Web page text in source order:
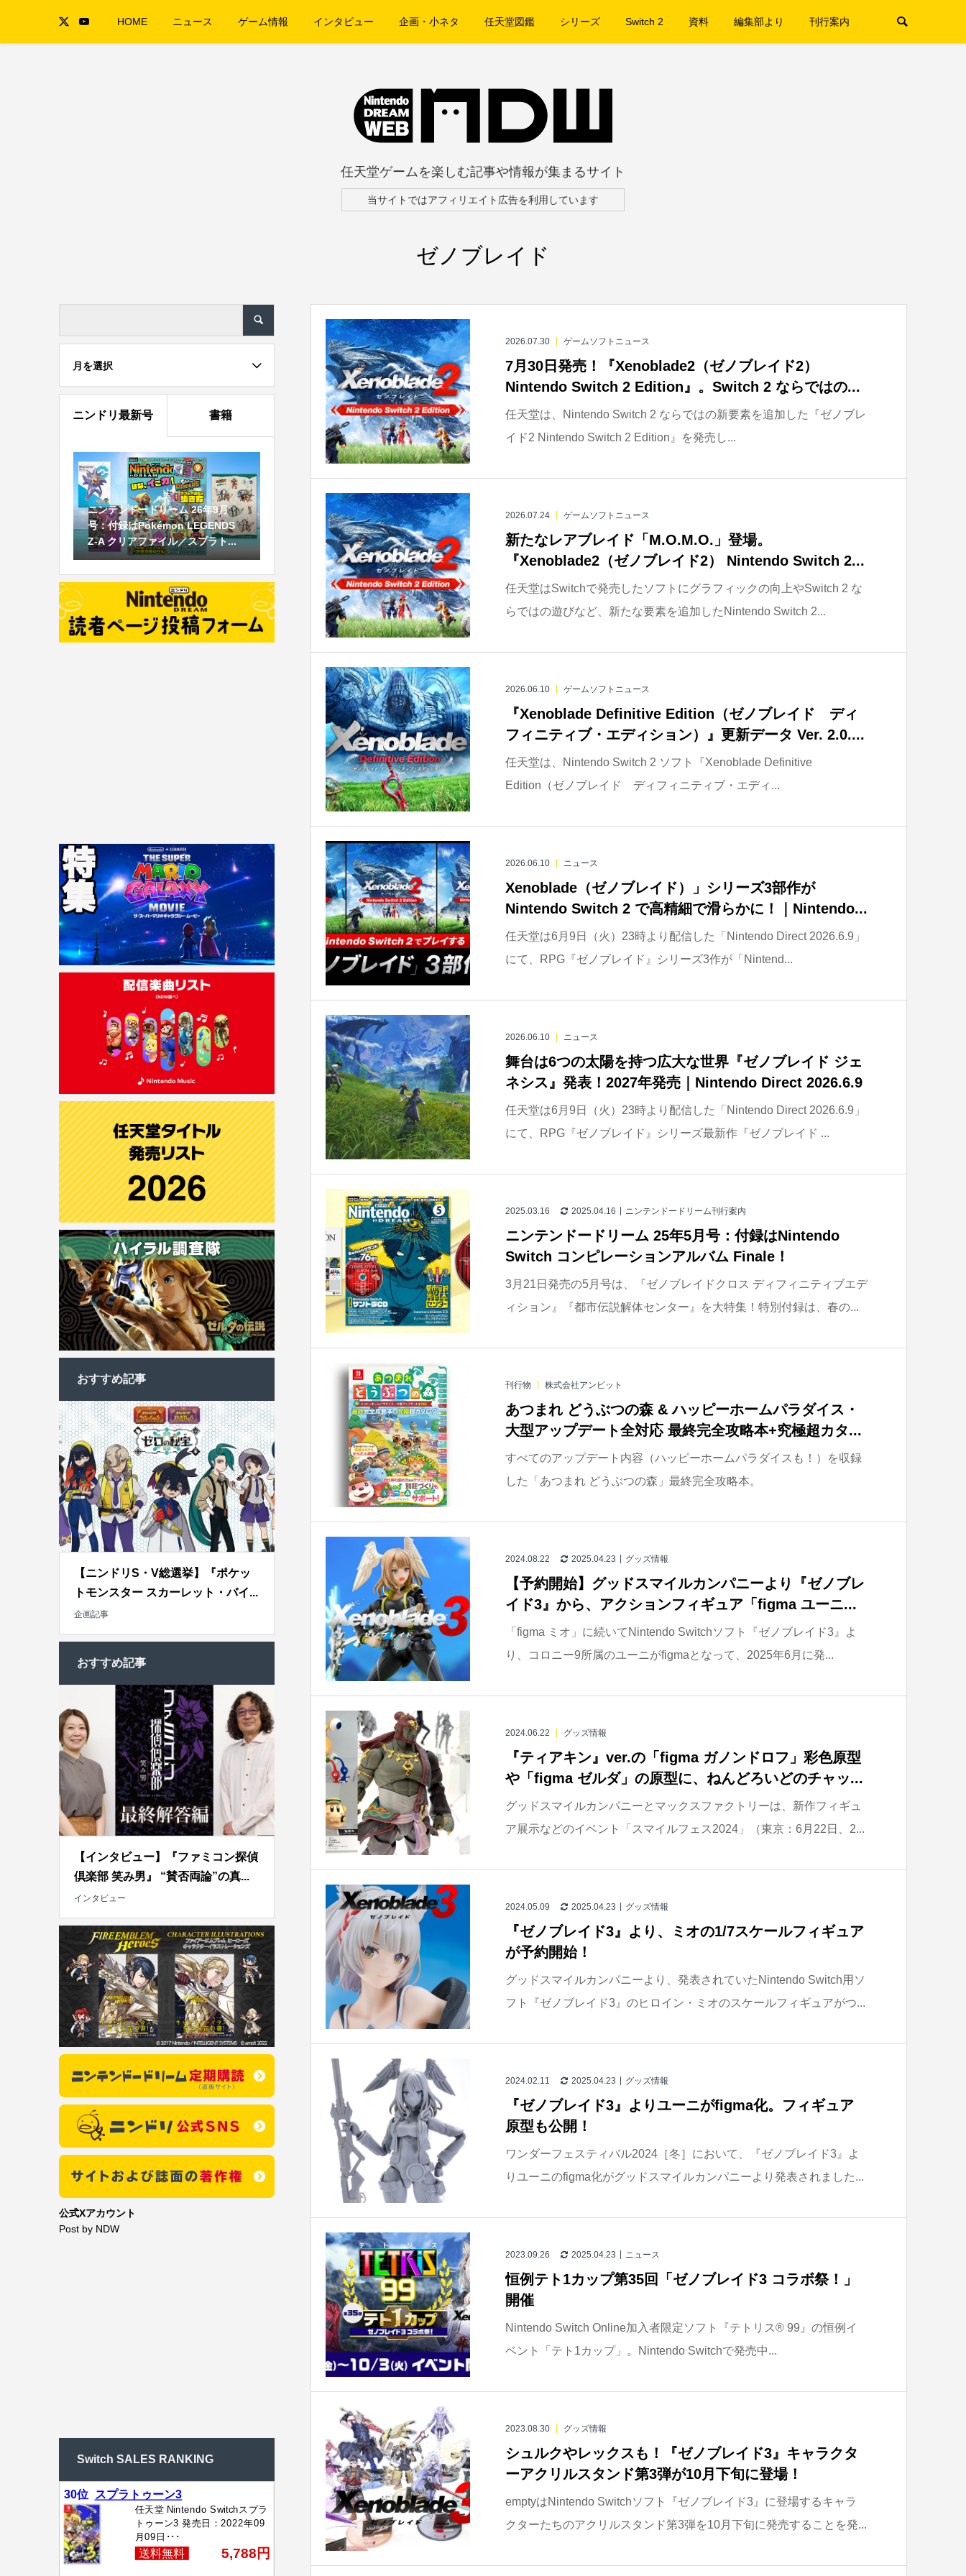
HOME ニュース ゲーム情報 インタビュー 企画・小ネタ 任天堂図鑑 シリーズ Switch 2 資料 編集部より 刊行案内
任天堂ゲームを楽しむ記事や情報が集まるサイト
当サイトではアフィリエイト広告を利用しています
ゼノブレイド
2026.07.30 ゲームソフトニュース
7月30日発売！『Xenoblade2（ゼノブレイド2）
Nintendo Switch 2 Edition』。Switch 2 ならではの...
任天堂は、Nintendo Switch 2 ならではの新要素を追加した『ゼノブレ
イド2 Nintendo Switch 2 Edition』を発売し...
2026.07.24 ゲームソフトニュース
新たなレアブレイド「M.O.M.O.」登場。
『Xenoblade2（ゼノブレイド2） Nintendo Switch 2...
任天堂はSwitchで発売したソフトにグラフィックの向上やSwitch 2 な
らではの遊びなど、新たな要素を追加したNintendo Switch 2...
2026.06.10 ゲームソフトニュース
『Xenoblade Definitive Edition（ゼノブレイド ディ
フィニティブ・エディション）』更新データ Ver. 2.0....
任天堂は、Nintendo Switch 2 ソフト『Xenoblade Definitive
Edition（ゼノブレイド ディフィニティブ・エディ...
2026.06.10 ニュース
Xenoblade（ゼノブレイド）」シリーズ3部作が
Nintendo Switch 2 で高精細で滑らかに！｜Nintendo...
任天堂は6月9日（火）23時より配信した「Nintendo Direct 2026.6.9」
にて、RPG『ゼノブレイド』シリーズ3作が「Nintend...
2026.06.10 ニュース
舞台は6つの太陽を持つ広大な世界『ゼノブレイド ジェ
ネシス』発表！2027年発売｜Nintendo Direct 2026.6.9
任天堂は6月9日（火）23時より配信した「Nintendo Direct 2026.6.9」
にて、RPG『ゼノブレイド』シリーズ最新作『ゼノブレイド ...
2025.03.16 2025.04.16 ニンテンドードリーム刊行案内
ニンテンドードリーム 25年5月号：付録はNintendo
Switch コンピレーションアルバム Finale！
3月21日発売の5月号は、『ゼノブレイドクロス ディフィニティブエデ
ィション』『都市伝説解体センター』を大特集！特別付録は、春の...
刊行物 株式会社アンビット
あつまれ どうぶつの森 & ハッピーホームパラダイス・
大型アップデート全対応 最終完全攻略本+究極超カタ...
すべてのアップデート内容（ハッピーホームパラダイスも！）を収録
した「あつまれ どうぶつの森」最終完全攻略本。
2024.08.22 2025.04.23 グッズ情報
【予約開始】グッドスマイルカンパニーより『ゼノブレ
イド3』から、アクションフィギュア「figma ユーニ...
「figma ミオ」に続いてNintendo Switchソフト『ゼノブレイド3』よ
り、コロニー9所属のユーニがfigmaとなって、2025年6月に発...
2024.06.22 グッズ情報
『ティアキン』ver.の「figma ガノンドロフ」彩色原型
や「figma ゼルダ」の原型に、ねんどろいどのチャッ...
グッドスマイルカンパニーとマックスファクトリーは、新作フィギュ
ア展示などのイベント「スマイルフェス2024」（東京：6月22日、2...
2024.05.09 2025.04.23 グッズ情報
『ゼノブレイド3』より、ミオの1/7スケールフィギュア
が予約開始！
グッドスマイルカンパニーより、発表されていたNintendo Switch用ソ
フト『ゼノブレイド3』のヒロイン・ミオのスケールフィギュアがつ...
2024.02.11 2025.04.23 グッズ情報
『ゼノブレイド3』よりユーニがfigma化。フィギュア
原型も公開！
ワンダーフェスティバル2024［冬］において、『ゼノブレイド3』よ
りユーニのfigma化がグッドスマイルカンパニーより発表されました...
2023.09.26 2025.04.23 ニュース
恒例テト1カップ第35回「ゼノブレイド3 コラボ祭！」
開催
Nintendo Switch Online加入者限定ソフト『テトリス® 99』の恒例イ
ベント「テト1カップ」。Nintendo Switchで発売中...
2023.08.30 グッズ情報
シュルクやレックスも！『ゼノブレイド3』キャラクタ
ーアクリルスタンド第3弾が10月下旬に登場！
emptyはNintendo Switchソフト『ゼノブレイド3』に登場するキャラ
クターたちのアクリルスタンド第3弾を10月下旬に発売することを発...
月を選択
ニンドリ最新号 書籍
ニンテンドードリーム 26年9月
号：付録はPokémon LEGENDS
Z-A クリアファイル／スプラト...
おすすめ記事
【ニンドリS・V総選挙】『ポケッ
トモンスター スカーレット・バイ...
企画記事
おすすめ記事
【インタビュー】『ファミコン探偵
倶楽部 笑み男』 “賛否両論”の真...
インタビュー
公式Xアカウント
Post by NDW
Switch SALES RANKING